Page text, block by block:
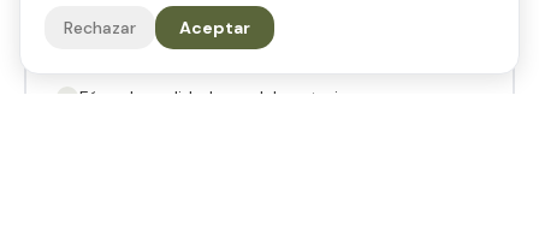
Versión neutra para uso alimentario o con
fragancias frescas para superficies.
Fórmulas validadas en laboratorio
Rechazar Aceptar